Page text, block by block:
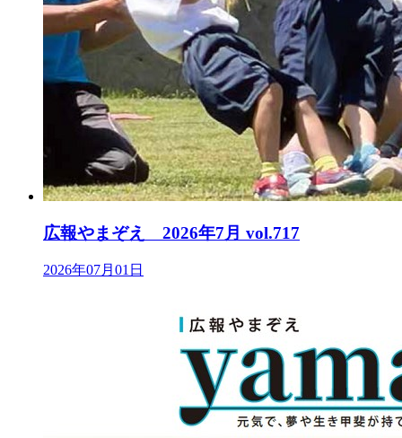
広報やまぞえ 2026年7月 vol.717
2026年07月01日